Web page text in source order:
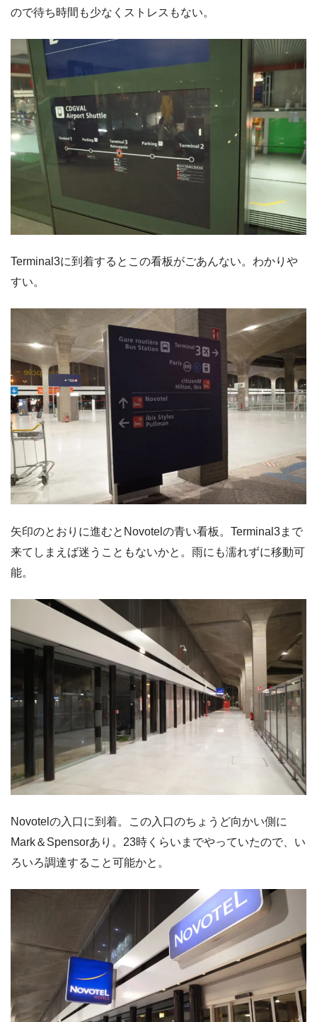
ので待ち時間も少なくストレスもない。
Terminal3に到着するとこの看板がごあんない。わかりや
すい。
矢印のとおりに進むとNovotelの青い看板。Terminal3まで
来てしまえば迷うこともないかと。雨にも濡れずに移動可
能。
Novotelの入口に到着。この入口のちょうど向かい側に
Mark＆Spensorあり。23時くらいまでやっていたので、い
ろいろ調達すること可能かと。